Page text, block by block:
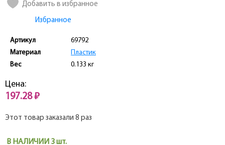
Добавить в избранное
Избранное
Артикул
69792
Материал
Пластик
Вес
0.133 кг
Цена:
197.28 ₽
Этот товар заказали 8 раз
В НАЛИЧИИ 3 шт.